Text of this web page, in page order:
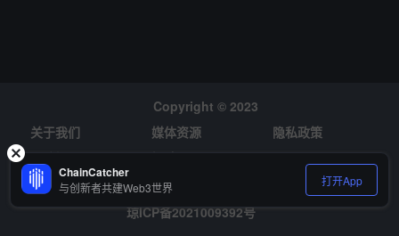
Copyright © 2023
关于我们
媒体资源
隐私政策
风险提示
招聘
琼ICP备2021009392号
ChainCatcher
与创新者共建Web3世界 打开App